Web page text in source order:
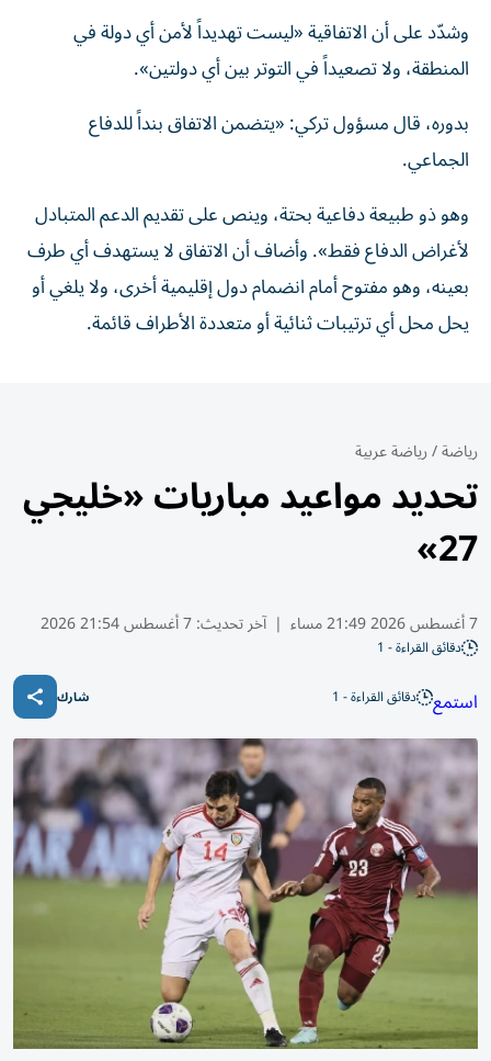
وشدّد على أن الاتفاقية «ليست تهديداً لأمن أي دولة في
المنطقة، ولا تصعيداً في التوتر بين أي دولتين».
بدوره، قال مسؤول تركي: «يتضمن الاتفاق بنداً للدفاع
الجماعي.
وهو ذو طبيعة دفاعية بحتة، وينص على تقديم الدعم المتبادل
لأغراض الدفاع فقط». وأضاف أن الاتفاق لا يستهدف أي طرف
بعينه، وهو مفتوح أمام انضمام دول إقليمية أخرى، ولا يلغي أو
يحل محل أي ترتيبات ثنائية أو متعددة الأطراف قائمة.
رياضة/رياضة عربية
تحديد مواعيد مباريات «خليجي
27»
7 أغسطس 2026 21:49 مساء | آخر تحديث:7 أغسطس 21:54 2026
دقائق القراءة - 1
استمع دقائق القراءة - 1 شارك